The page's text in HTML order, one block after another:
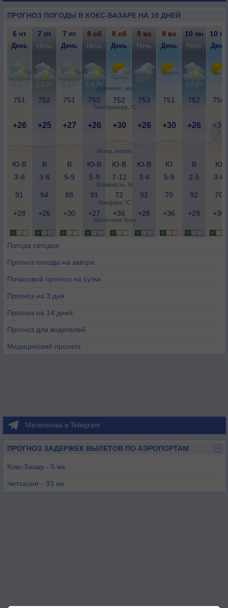
ПРОГНОЗ ПОГОДЫ В КОКС-БАЗАРЕ НА 10 ДНЕЙ
Давление, мм
Температура, °C
Ветер, метр/с
Влажность, %
Комфорт, °C
Магнитные бури
6 чт 7 пт 7 пт 8 сб 8 сб 9 вс 9 вс 10 пн 10 пн
День Ночь День Ночь День Ночь День Ночь День
751 752 751 752 752 753 751 752 750
+26 +25 +27 +26 +30 +26 +30 +26 +30
Ю-В
3-6
В
3-6
В
5-9
Ю-В
5-9
Ю-В
7-12
Ю-В
3-6
Ю
5-9
В
2-5
Ю
3-6
91 94 88 91 72 92 70 92 70
+28 +26 +30 +27 +36 +28 +36 +29 +36
Погода сегодня
Прогноз погоды на завтра
Почасовой прогноз на сутки
Прогноз на 3 дня
Прогноз на 14 дней
Прогноз для водителей
Медицинский прогноз
Метеонова в Telegram
ПРОГНОЗ ЗАДЕРЖЕК ВЫЛЕТОВ ПО АЭРОПОРТАМ
Кокс-Базар - 5 км
Читтагонг - 93 км